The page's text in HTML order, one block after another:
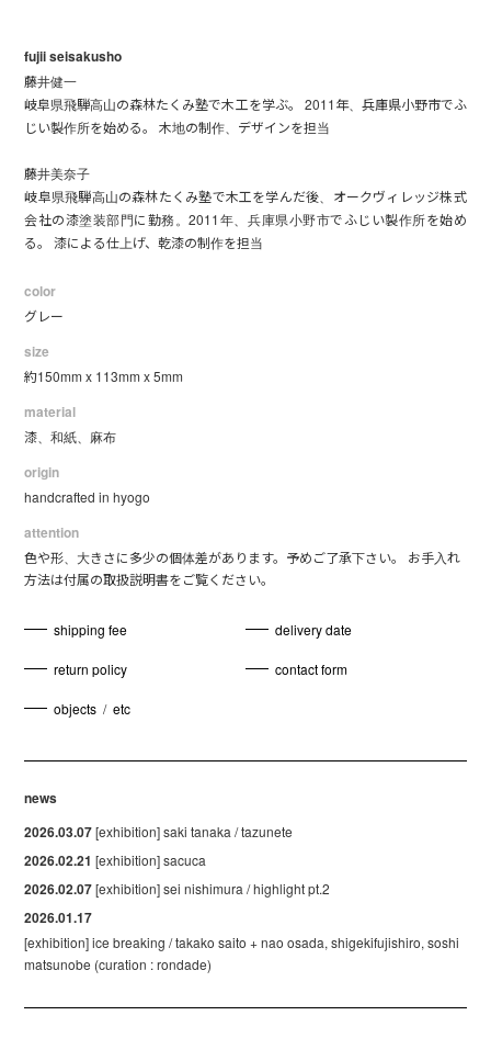
fujii seisakusho
藤井健一
岐阜県飛騨高山の森林たくみ塾で木工を学ぶ。 2011年、兵庫県小野市でふ
じい製作所を始める。 木地の制作、デザインを担当
藤井美奈子
岐阜県飛騨高山の森林たくみ塾で木工を学んだ後、オークヴィレッジ株式
会社の漆塗装部門に勤務。2011年、兵庫県小野市でふじい製作所を始め
る。 漆による仕上げ、乾漆の制作を担当
color
グレー
size
約150mm x 113mm x 5mm
material
漆、和紙、麻布
origin
handcrafted in hyogo
attention
色や形、大きさに多少の個体差があります。予めご了承下さい。 お手入れ
方法は付属の取扱説明書をご覧ください。
shipping fee delivery date
return policy contact form
objects / etc
news
2026.03.07[exhibition] saki tanaka / tazunete
2026.02.21 [exhibition] sacuca
2026.02.07[exhibition] sei nishimura / highlight pt.2
2026.01.17
[exhibition] ice breaking / takako saito + nao osada, shigekifujishiro, soshi
matsunobe (curation : rondade)